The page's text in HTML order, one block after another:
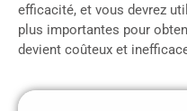
efficacité, et vous devrez
plus importantes pour
devient coûteux et